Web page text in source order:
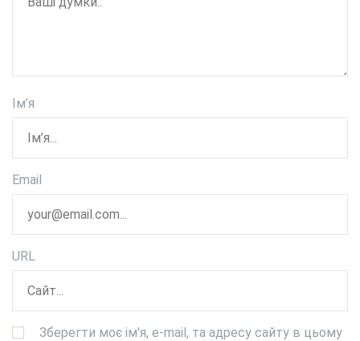
Ім’я
Email
URL
Зберегти моє ім'я, e-mail, та адресу сайту в цьому